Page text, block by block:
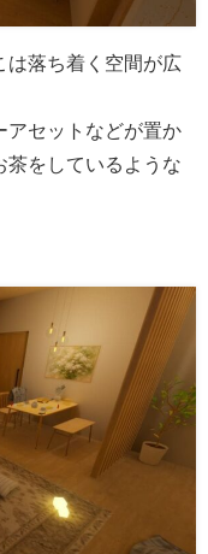
は落ち着く空間が広
アセットなどが置か
茶をしているような